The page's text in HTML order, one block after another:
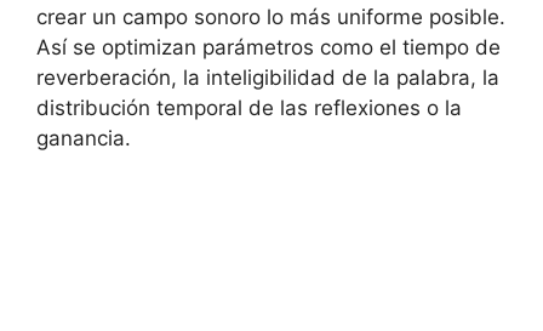
crear un campo sonoro lo más uniforme posible.
Así se optimizan parámetros como el tiempo de
reverberación, la inteligibilidad de la palabra, la
distribución temporal de las reflexiones o la
ganancia.